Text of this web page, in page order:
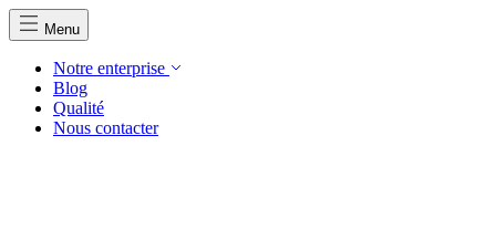
Menu
Notre enterprise
Blog
Qualité
Nous contacter